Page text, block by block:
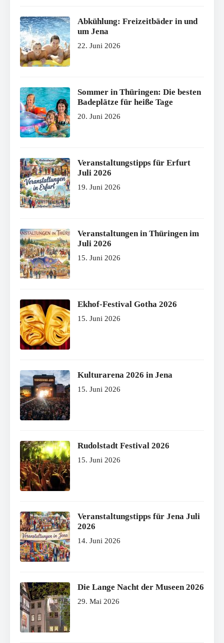
Abkühlung: Freizeitbäder in und
um Jena
22. Juni 2026
Sommer in Thüringen: Die besten
Badeplätze für heiße Tage
20. Juni 2026
Veranstaltungstipps für Erfurt
Juli 2026
19. Juni 2026
Veranstaltungen in Thüringen im
Juli 2026
15. Juni 2026
Ekhof-Festival Gotha 2026
15. Juni 2026
Kulturarena 2026 in Jena
15. Juni 2026
Rudolstadt Festival 2026
15. Juni 2026
Veranstaltungstipps für Jena Juli
2026
14. Juni 2026
Die Lange Nacht der Museen 2026
29. Mai 2026